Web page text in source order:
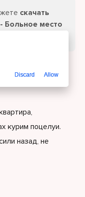
скачать
Больное место
курим поцелуи.
назад, не
Discard Allow